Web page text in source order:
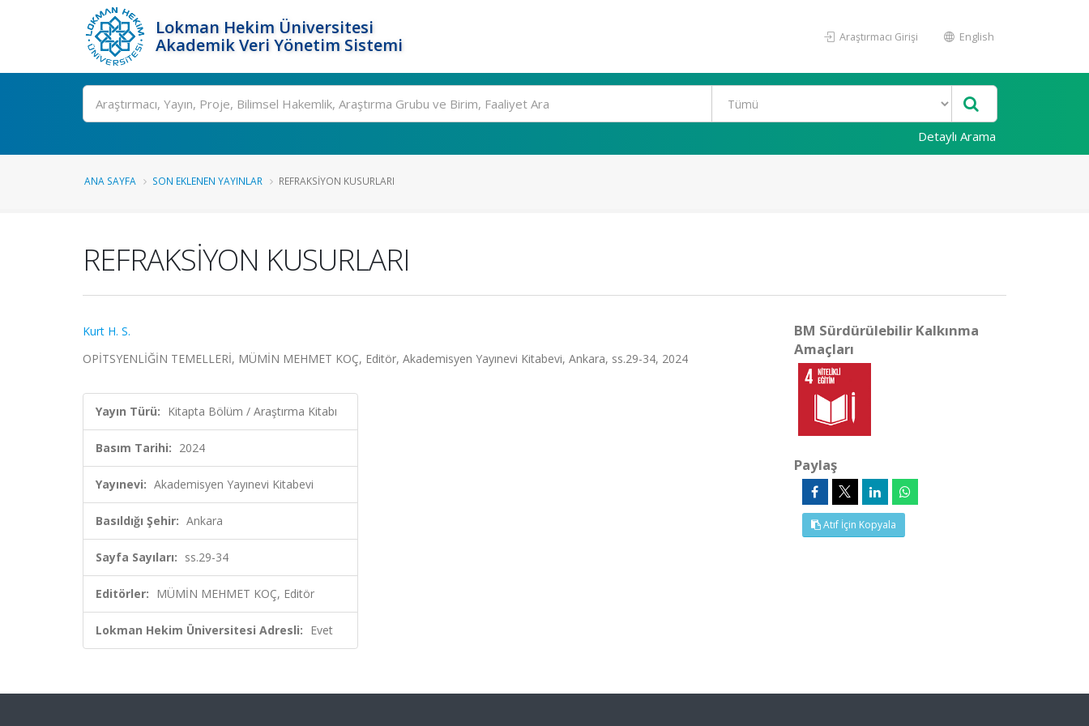
Lokman Hekim Üniversitesi
Akademik Veri Yönetim Sistemi
Araştırmacı Girişi English
Ara
Detaylı Arama
ANA SAYFA SON EKLENEN YAYINLAR REFRAKSİYON KUSURLARI
REFRAKSİYON KUSURLARI
Kurt H. S.
OPİTSYENLİĞİN TEMELLERİ, MÜMİN MEHMET KOÇ, Editör, Akademisyen Yayınevi Kitabevi, Ankara, ss.29-34, 2024
Yayın Türü: Kitapta Bölüm / Araştırma Kitabı
Basım Tarihi: 2024
Yayınevi: Akademisyen Yayınevi Kitabevi
Basıldığı Şehir: Ankara
Sayfa Sayıları: ss.29-34
Editörler: MÜMİN MEHMET KOÇ, Editör
Lokman Hekim Üniversitesi Adresli: Evet
BM Sürdürülebilir Kalkınma
Amaçları
Paylaş
Atıf İçin Kopyala